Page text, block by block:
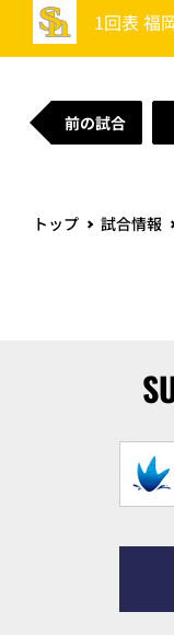
1回表 福
前の試合
トップ 試合情報